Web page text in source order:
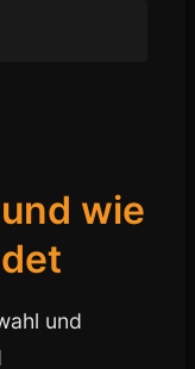
wie
und